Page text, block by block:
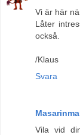
Vi är här
Låter
också.
/Klaus
Svara
Vila vid